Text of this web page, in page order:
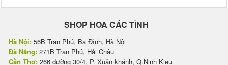
SHOP HOA CÁC TỈNH
Hà Nội: 56B Trần Phú, Ba Đình, Hà Nội
Đà Nẵng: 271B Trần Phú, Hải Châu
Cần Thơ: 266 đường 30/4, P. Xuân khánh, Q.Ninh Kiều